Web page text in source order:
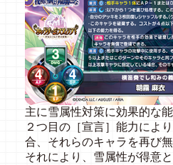
主に雪属性対策に効果的な
２つ目の［宣言］能力によ
合、それらのキャラを再び
それにより、雪属性が得意